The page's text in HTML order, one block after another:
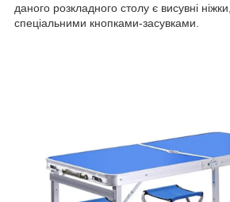
даного розкладного столу є висувні
спеціальними кнопками-засувками.